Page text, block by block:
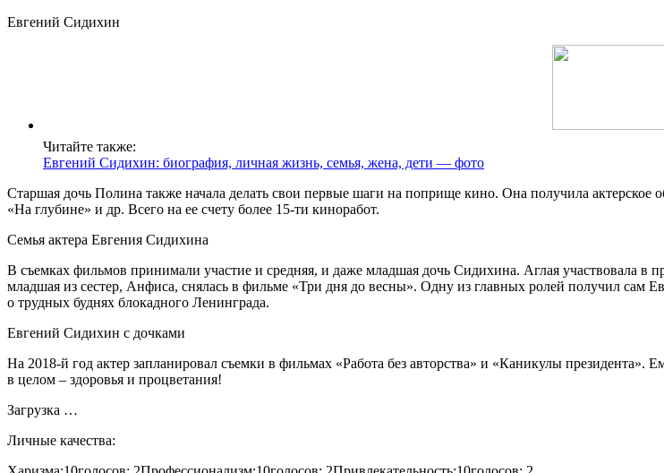
Евгений Сидихин
Читайте также:
Евгений Сидихин: биография, личная жизнь, семья, жена, дети — фото
Старшая дочь Полина также начала делать свои первые шаги на поприще кино. Она получила актерское
«На глубине» и др. Всего на ее счету более 15-ти киноработ.
Семья актера Евгения Сидихина
В съемках фильмов принимали участие и средняя, и даже младшая дочь Сидихина. Аглая участвовала
младшая из сестер, Анфиса, снялась в фильме «Три дня до весны». Одну из главных ролей получил сам
о трудных буднях блокадного Ленинграда.
Евгений Сидихин с дочками
На 2018-й год актер запланировал съемки в фильмах «Работа без авторства» и «Каникулы
в целом – здоровья и процветания!
Загрузка …
Личные качества: